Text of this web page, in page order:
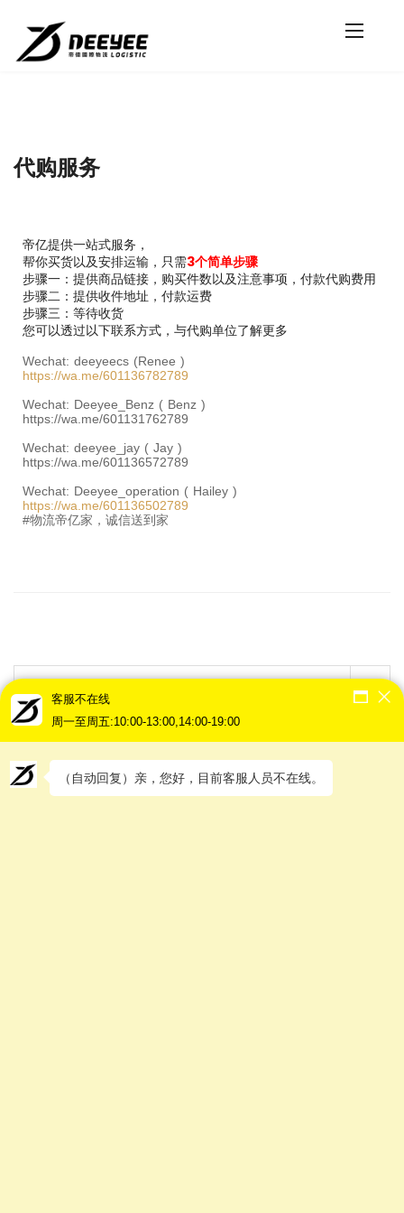
代购服务
帝亿提供一站式服务，
帮你买货以及安排运输，只需3个简单步骤
步骤一：提供商品链接，购买件数以及注意事项，付款代购费用
步骤二：提供收件地址，付款运费
步骤三：等待收货
您可以透过以下联系方式，与代购单位了解更多
Wechat: deeyeecs (Renee )
https://wa.me/601136782789
Wechat: Deeyee_Benz ( Benz )
https://wa.me/601131762789
Wechat: deeyee_jay ( Jay )
https://wa.me/601136572789
Wechat: Deeyee_operation ( Hailey )
https://wa.me/601136502789
#物流帝亿家，诚信送到家
近期文章
客服不在线
周一至周五:10:00-13:00,14:00-19:00
（自动回复）亲，您好，目前客服人员不在线。